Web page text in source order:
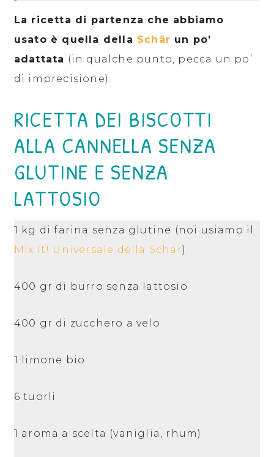
La ricetta di partenza che abbiamo
usato è quella della Schär un po’
adattata (in qualche punto, pecca un po’
di imprecisione).
RICETTA DEI BISCOTTI
ALLA CANNELLA SENZA
GLUTINE E SENZA
LATTOSIO
1 kg di farina senza glutine (noi usiamo il
Mix It! Universale della Schär)
400 gr di burro senza lattosio
400 gr di zucchero a velo
1 limone bio
6 tuorli
1 aroma a scelta (vaniglia, rhum)